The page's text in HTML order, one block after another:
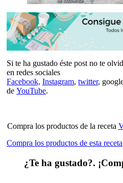
Si te ha gustado éste post no te
en redes sociales
Facebook, Instagram, twitter,
de YouTube.
Compra los productos de la receta
Compra los productos de esta receta
¿Te ha gustado?.